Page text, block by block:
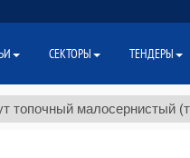
малосернистый (т.) $300
СЕКТОРЫ ТЕНДЕРЫ